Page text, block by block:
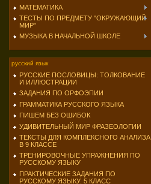
МАТЕМАТИКА
ТЕСТЫ ПО ПРЕДМЕТУ "ОКРУЖАЮЩИЙ
МИР"
МУЗЫКА В НАЧАЛЬНОЙ ШКОЛЕ
русский язык
РУССКИЕ ПОСЛОВИЦЫ: ТОЛКОВАНИЕ
И ИЛЛЮСТРАЦИИ
ЗАДАНИЯ ПО ОРФОЭПИИ
ГРАММАТИКА РУССКОГО ЯЗЫКА
ПИШЕМ БЕЗ ОШИБОК
УДИВИТЕЛЬНЫЙ МИР ФРАЗЕОЛОГИИ
ТЕКСТЫ ДЛЯ КОМПЛЕКСНОГО АНАЛИЗА
В 9 КЛАССЕ
ТРЕНИРОВОЧНЫЕ УПРАЖНЕНИЯ ПО
РУССКОМУ ЯЗЫКУ
ПРАКТИЧЕСКИЕ ЗАДАНИЯ ПО
РУССКОМУ ЯЗЫКУ. 5 КЛАСС